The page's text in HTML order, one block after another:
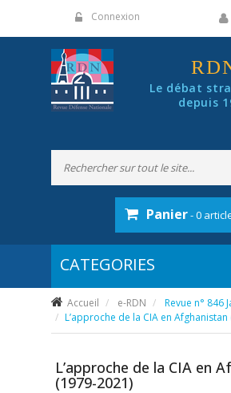
Connexion
Le débat
depuis
Panier- 0
Accueil e-RDN
Revue n° 846
L’approche de la CIA en Afghanistan
L’approche de la CIA en
(1979-2021)